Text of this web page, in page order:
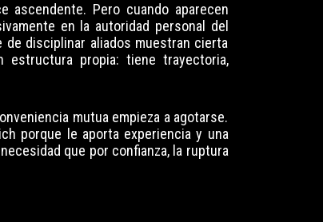
ascendente. Pero cuando aparecen
en la autoridad personal del
disciplinar aliados muestran cierta
propia: tiene trayectoria,
mutua empieza a agotarse.
porque le aporta experiencia y una
que por confianza, la ruptura